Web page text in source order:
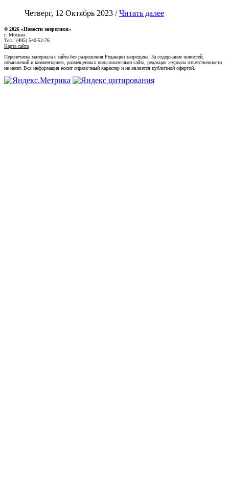
Четверг, 12 Октябрь 2023 /Читать далее
© 2026 «Новости энеретики»
г. Москва
Тел.: (495) 540-52-76
Карта сайта
Перепечатка материала с сайта без разрешения Редакции запрещена. За содержание новостей,
объявлений и комментариев, размещенных пользователями сайта, редакция журнала ответственности
не несет. Вся информация носит справочный характер и не является публичной офертой.